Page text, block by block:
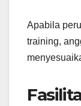
Apabila
training,